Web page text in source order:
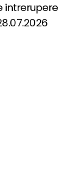
intrerupere